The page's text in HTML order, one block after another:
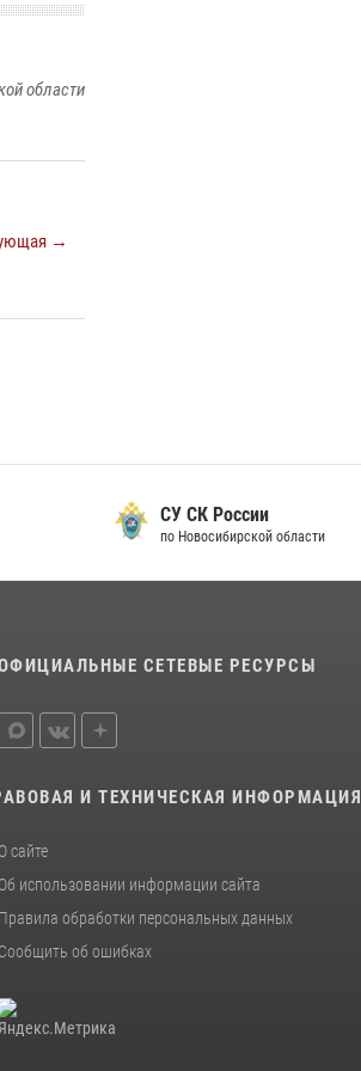
области
→
СУ СК России
по Новосибирской области
СЕТЕВЫЕ РЕСУРСЫ
И ТЕХНИЧЕСКАЯ ИНФОРМАЦИЯ
О сайте
Об использовании информации сайта
Правила обработки персональных данных
Сообщить об ошибках